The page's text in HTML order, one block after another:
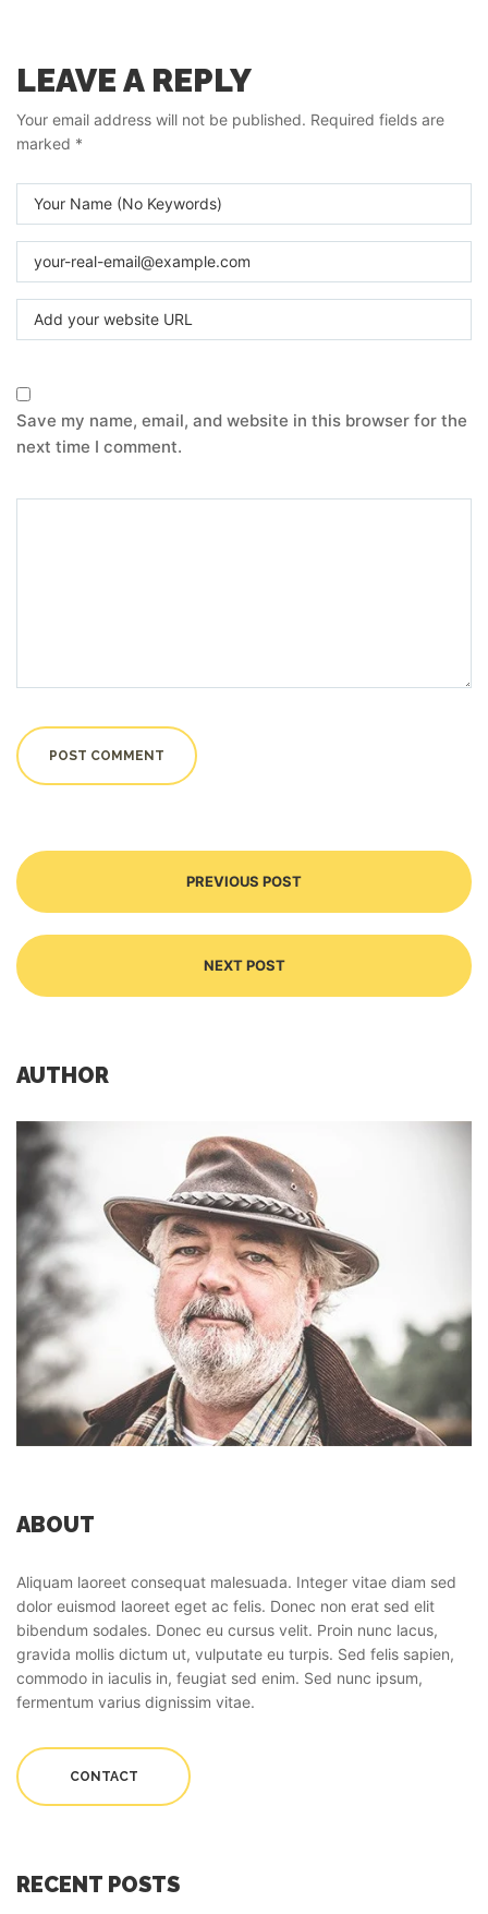
LEAVE A REPLY
Your email address will not be published. Required fields are
marked *
Save my name, email, and website in this browser for the
next time I comment.
PREVIOUS POST
NEXT POST
AUTHOR
ABOUT
Aliquam laoreet consequat malesuada. Integer vitae diam sed
dolor euismod laoreet eget ac felis. Donec non erat sed elit
bibendum sodales. Donec eu cursus velit. Proin nunc lacus,
gravida mollis dictum ut, vulputate eu turpis. Sed felis sapien,
commodo in iaculis in, feugiat sed enim. Sed nunc ipsum,
fermentum varius dignissim vitae.
CONTACT
RECENT POSTS